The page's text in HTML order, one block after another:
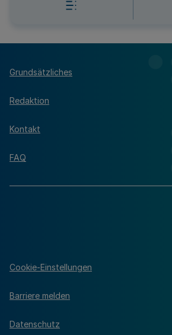
Grundsätzliches
Redaktion
Kontakt
FAQ
Cookie-Einstellungen
Barriere melden
Datenschutz